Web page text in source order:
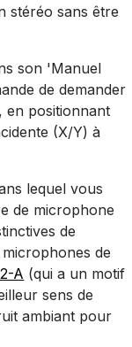
stéréo sans être
son 'Manuel
de demander
en positionnant
(X/Y) à
lequel vous
de microphone
de
de
A (qui a un motif
sens de
ambiant pour